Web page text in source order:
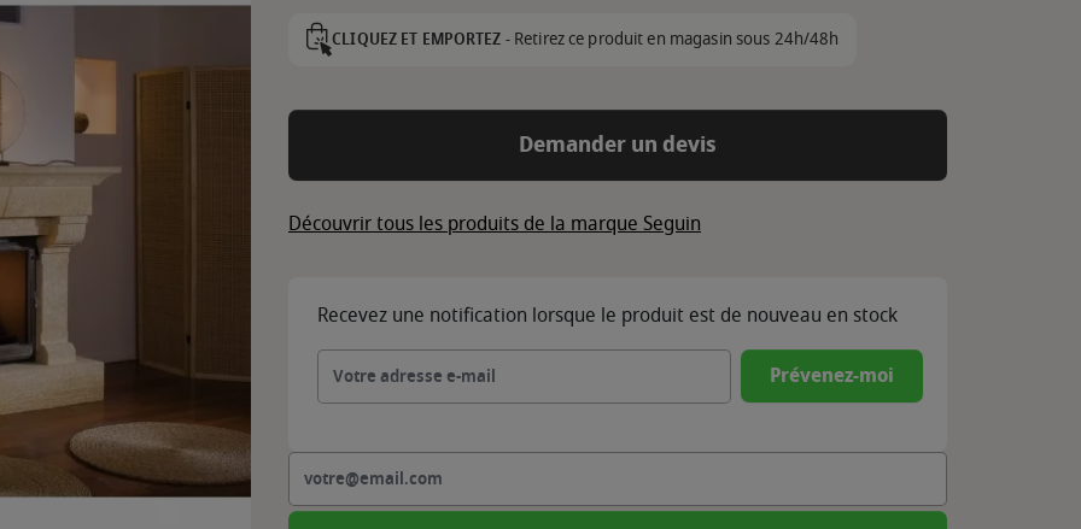
CLIQUEZ ET EMPORTEZ -Retirez ce produit en magasin sous 24h/48h
Demander un devis
Découvrir tous les produits de la marque Seguin
Recevez une notification lorsque le produit est de nouveau en stock
Prévenez-moi